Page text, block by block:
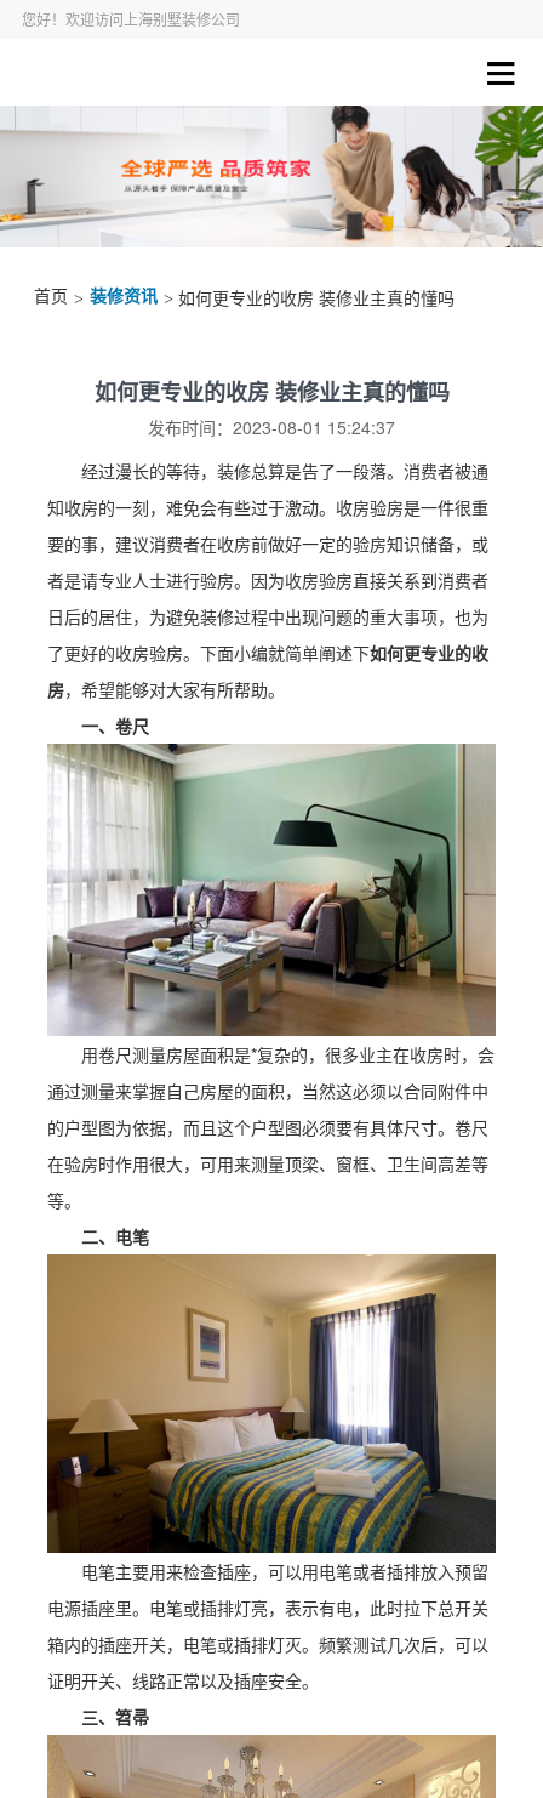
您好！欢迎访问上海别墅装修公司
首页 > 装修资讯 > 如何更专业的收房 装修业主真的懂吗
如何更专业的收房 装修业主真的懂吗
发布时间：2023-08-01 15:24:37
经过漫长的等待，装修总算是告了一段落。消费者被通
知收房的一刻，难免会有些过于激动。收房验房是一件很重
要的事，建议消费者在收房前做好一定的验房知识储备，或
者是请专业人士进行验房。因为收房验房直接关系到消费者
日后的居住，为避免装修过程中出现问题的重大事项，也为
了更好的收房验房。下面小编就简单阐述下如何更专业的收
房，希望能够对大家有所帮助。
一、卷尺
用卷尺测量房屋面积是*复杂的，很多业主在收房时，会
通过测量来掌握自己房屋的面积，当然这必须以合同附件中
的户型图为依据，而且这个户型图必须要有具体尺寸。卷尺
在验房时作用很大，可用来测量顶梁、窗框、卫生间高差等
等。
二、电笔
电笔主要用来检查插座，可以用电笔或者插排放入预留
电源插座里。电笔或插排灯亮，表示有电，此时拉下总开关
箱内的插座开关，电笔或插排灯灭。频繁测试几次后，可以
证明开关、线路正常以及插座安全。
三、笤帚